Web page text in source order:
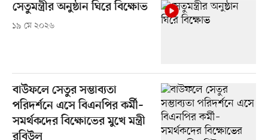
সেতুমন্ত্রীর অনুষ্ঠান ঘিরে বিক্ষোভ
১৯ মে ২০২৬
বাউফলে সেতুর সম্ভাব্যতা
পরিদর্শনে এসে বিএনপির কর্মী–
সমর্থকদের বিক্ষোভের মুখে মন্ত্রী
রবিউল